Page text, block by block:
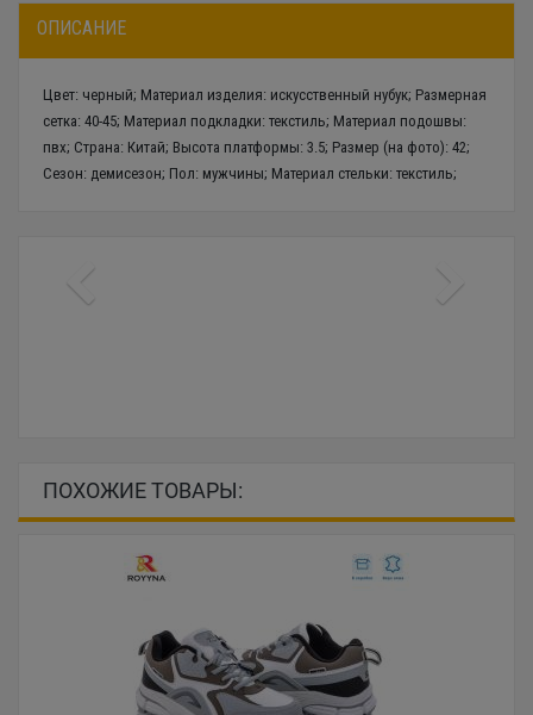
ОПИСАНИЕ
Цвет: черный; Материал изделия: искусственный нубук; Размерная
сетка: 40-45; Материал подкладки: текстиль; Материал подошвы:
пвх; Страна: Китай; Высота платформы: 3.5; Размер (на фото): 42;
Сезон: демисезон; Пол: мужчины; Материал стельки: текстиль;
ПОХОЖИЕ ТОВАРЫ: